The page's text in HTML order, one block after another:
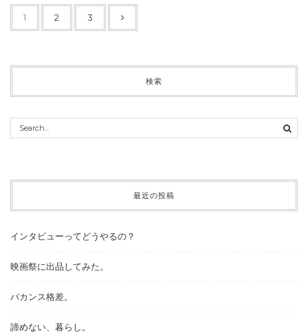
1 2 3
検索
最近の投稿
インタビューってどうやるの？
映画祭に出品してみた。
バカンス格差。
諦めない、暮らし。